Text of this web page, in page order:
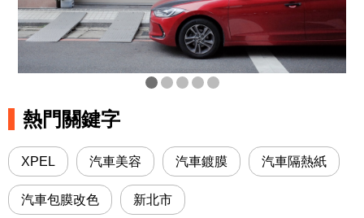
熱門關鍵字
XPEL 汽車美容 汽車鍍膜 汽車隔熱紙
汽車包膜改色 新北市